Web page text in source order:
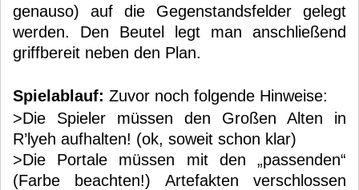
genauso) auf die Gegenstandsfelder gelegt
werden. Den Beutel legt man anschließend
griffbereit neben den Plan.
Spielablauf: Zuvor noch folgende Hinweise:
>Die Spieler müssen den Großen Alten in
R’lyeh aufhalten! (ok, soweit schon klar)
>Die Portale müssen mit den „passenden“
(Farbe beachten!) Artefakten verschlossen